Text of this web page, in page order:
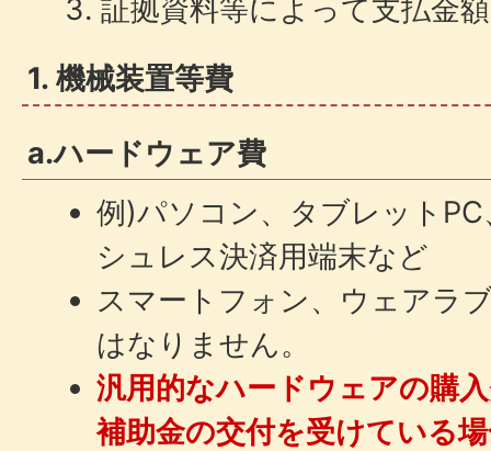
証拠資料等によって支払金
1. 機械装置等費
a.ハードウェア費
例)パソコン、タブレット
シュレス決済用端末など
スマートフォン、ウェアラ
はなりません。
汎用的なハードウェアの購
補助金の交付を受けている